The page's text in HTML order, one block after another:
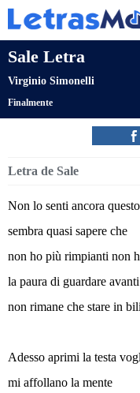
Sale Letra
Virginio Simonelli
Finalmente
Letra de Sale
Non lo senti ancora
sembra quasi sapere che
non ho più rimpianti non
la paura di guardare avanti
non rimane che stare in
Adesso aprimi la testa
mi affollano la mente